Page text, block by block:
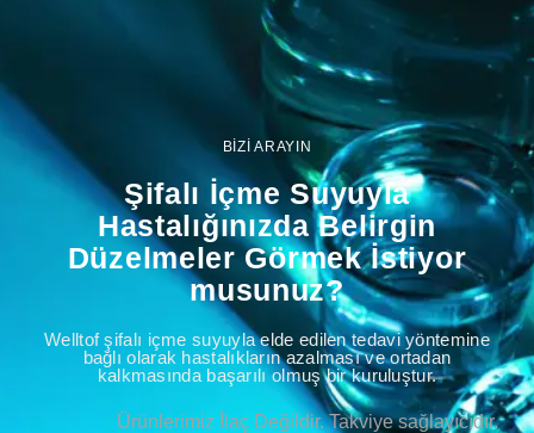
BİZİ ARAYIN
Şifalı İçme Suyuyla
Hastalığınızda Belirgin
Düzelmeler Görmek İstiyor
musunuz?
Welltof şifalı içme suyuyla elde edilen tedavi yöntemine
bağlı olarak hastalıkların azalması ve ortadan
kalkmasında başarılı olmuş bir kuruluştur.
Ürünlerimiz İlaç Değildir. Takviye sağlayıcıdır.